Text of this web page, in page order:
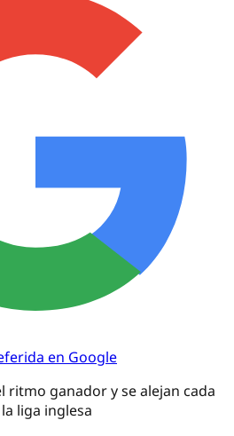
en Google
ritmo ganador y se alejan cada
liga inglesa